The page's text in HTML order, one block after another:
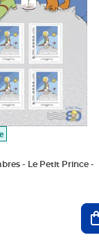
- Le Petit Prince -